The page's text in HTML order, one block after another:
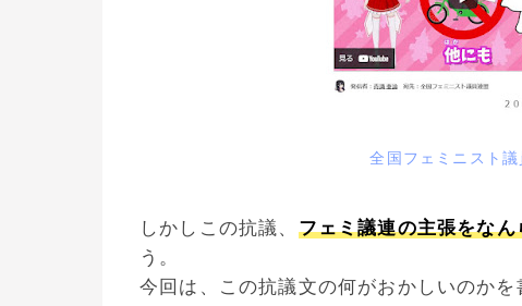
全国フェミニスト
しかしこの抗議、 フェミ議連の主張をな
う。
今回は、この抗議文の何がおかしいのかを